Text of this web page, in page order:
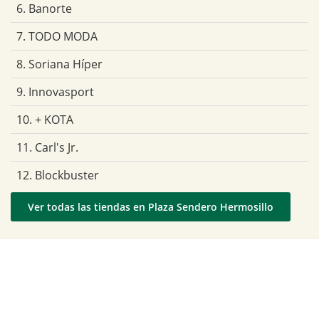
6. Banorte
7. TODO MODA
8. Soriana Híper
9. Innovasport
10. + KOTA
11. Carl's Jr.
12. Blockbuster
Ver todas las tiendas en Plaza Sendero Hermosillo